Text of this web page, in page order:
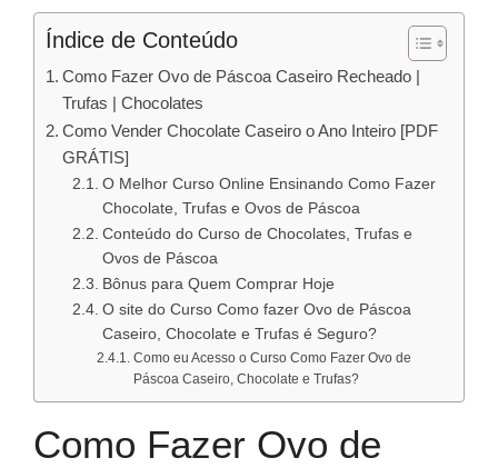
Índice de Conteúdo
Como Fazer Ovo de Páscoa Caseiro Recheado |
Trufas | Chocolates
Como Vender Chocolate Caseiro o Ano Inteiro [PDF
GRÁTIS]
O Melhor Curso Online Ensinando Como Fazer
Chocolate, Trufas e Ovos de Páscoa
Conteúdo do Curso de Chocolates, Trufas e
Ovos de Páscoa
Bônus para Quem Comprar Hoje
O site do Curso Como fazer Ovo de Páscoa
Caseiro, Chocolate e Trufas é Seguro?
Como eu Acesso o Curso Como Fazer Ovo de
Páscoa Caseiro, Chocolate e Trufas?
Como Fazer Ovo de